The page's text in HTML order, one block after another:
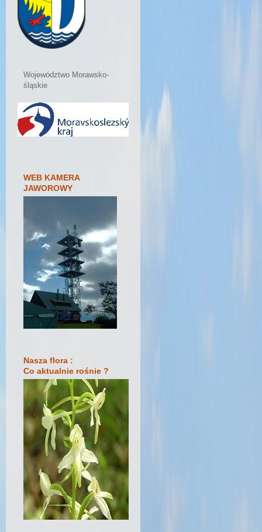
Województwo Morawsko-
śląskie
WEB KAMERA
JAWOROWY
Nasza flora :
Co aktualnie rośnie ?